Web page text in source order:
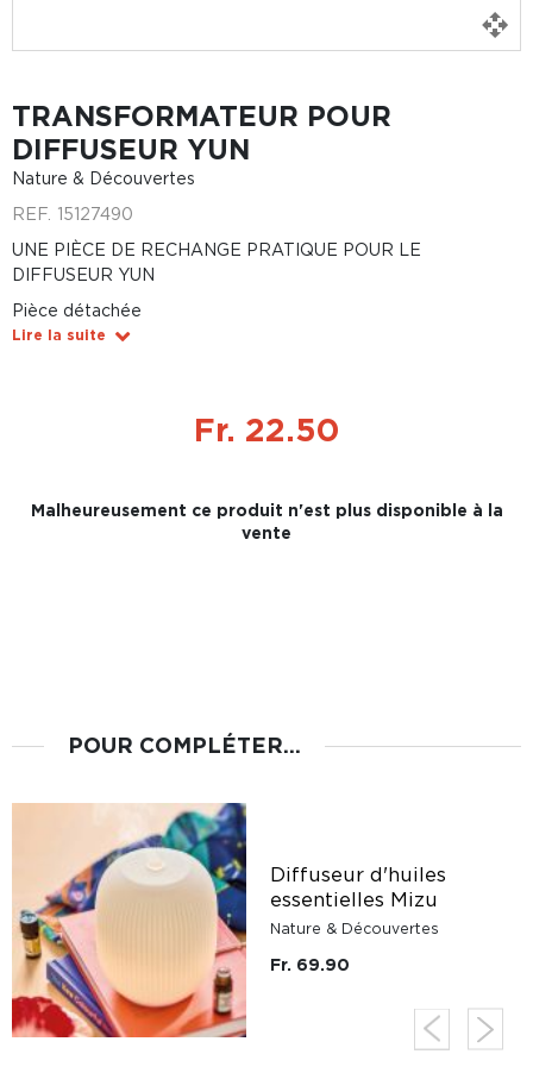
TRANSFORMATEUR POUR
DIFFUSEUR YUN
Nature & Découvertes
REF. 15127490
UNE PIÈCE DE RECHANGE PRATIQUE POUR LE
DIFFUSEUR YUN
Pièce détachée
Lire la suite
Fr. 22.50
Malheureusement ce produit n'est plus disponible à la
vente
POUR COMPLÉTER...
Diffuseur d'huiles
essentielles Mizu
Nature & Découvertes
Fr. 69.90